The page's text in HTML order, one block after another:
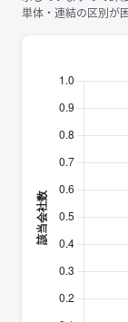
単体・連結の区別が